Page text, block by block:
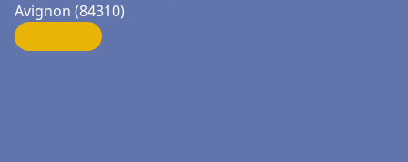
Avignon (84310)